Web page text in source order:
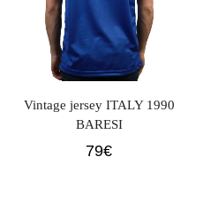
Vintage jersey ITALY 1990
BARESI
79€